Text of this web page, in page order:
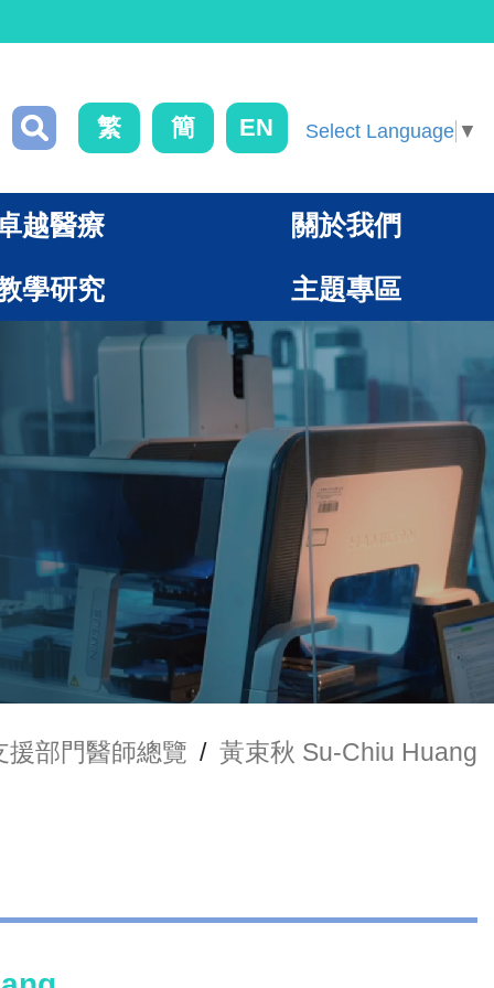
繁 簡 EN Select Language ▼
越醫療 關於我們
學研究 主題專區
援部門醫師總覽 / 黃束秋 Su-Chiu Huang